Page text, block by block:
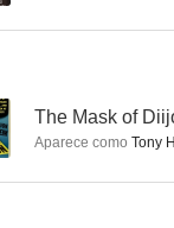
The Mask of
Aparece como Tony